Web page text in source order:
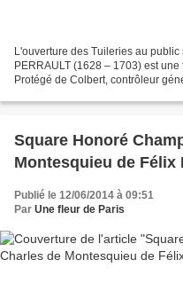
L'ouverture des Tuileries au
PERRAULT (1628 – 1703) est
Protégé de Colbert, contrôleur
Square Honoré
Montesquieu de Félix
Publié le 12/06/2014 à 09:51
Par Une fleur de Paris